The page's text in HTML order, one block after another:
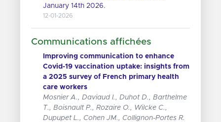
January 14th 2026.
12-01-2026
Communications affichées
Improving communication to enhance
Covid-19 vaccination uptake: insights from
a 2025 survey of French primary health
care workers
Mosnier A., Daviaud I., Duhot D., Barthelme
T., Boisnault P., Rozaire O., Wilcke C.,
Dupupet L., Cohen JM., Collignon-Portes R.